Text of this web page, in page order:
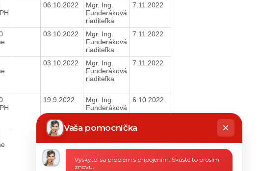
06.10.2022
Mgr. Ing.
Funderáková
riaditeľka
7.11.2022
03.10.2022
Mgr. Ing.
Funderáková
riaditeľka
7.11.2022
03.10.2022
Mgr. Ing.
Funderáková
riaditeľka
7.11.2022
19.9.2022
Mgr. Ing.
Funderáková
riaditeľka
6.10.2022
12.9.2022
Funderáková
Vaša pomocníčka
Chatbot
píše
Vyskytol sa problém s pripojením. Skúste to prosím
znovu.